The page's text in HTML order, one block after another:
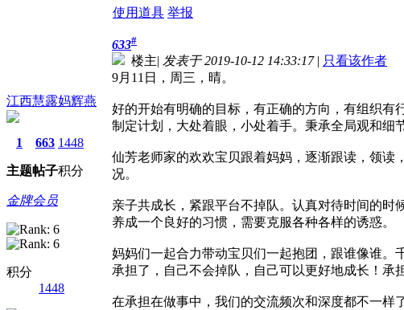
使用道具 举报
江西慧露妈辉燕
1
主题
663
帖子
1448
积分
金牌会员
积分
1448
633#
楼主| 发表于 2019-10-12 14:33:17 | 只看该作者
9月11日，周三，晴。
好的开始有明确的目标，有正确的方向，有组织有
制定计划，大处着眼，小处着手。秉承全局观和细
仙芳老师家的欢欢宝贝跟着妈妈，逐渐跟读，领读
况。
亲子共成长，紧跟平台不掉队。认真对待时间的时
养成一个良好的习惯，需要克服各种各样的诱惑。
妈妈们一起合力带动宝贝们一起抱团，跟谁像谁。
承担了，自己不会掉队，自己可以更好地成长！承
在承担在做事中，我们的交流频次和深度都不一样